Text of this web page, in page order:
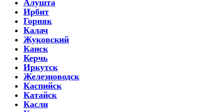
Алушта
Ирбит
Горняк
Калач
Жуковский
Канск
Керчь
Иркутск
Железноводск
Каспийск
Катайск
Касли